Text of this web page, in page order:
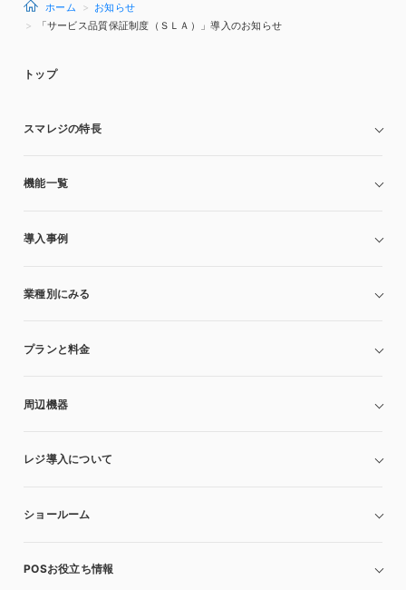
ホーム
お知らせ
「サービス品質保証制度（ＳＬＡ）」導入のお知らせ
トップ
スマレジの特長
機能一覧
導入事例
業種別にみる
プランと料金
周辺機器
レジ導入について
ショールーム
POSお役立ち情報